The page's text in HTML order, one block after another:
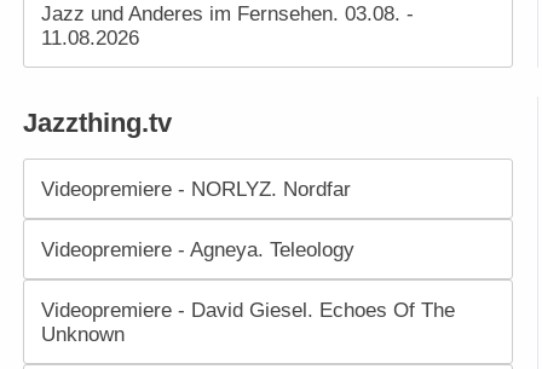
Jazz und Anderes im Fernsehen. 03.08. -
11.08.2026
Jazzthing.tv
Videopremiere - NORLYZ. Nordfar
Videopremiere - Agneya. Teleology
Videopremiere - David Giesel. Echoes Of The
Unknown